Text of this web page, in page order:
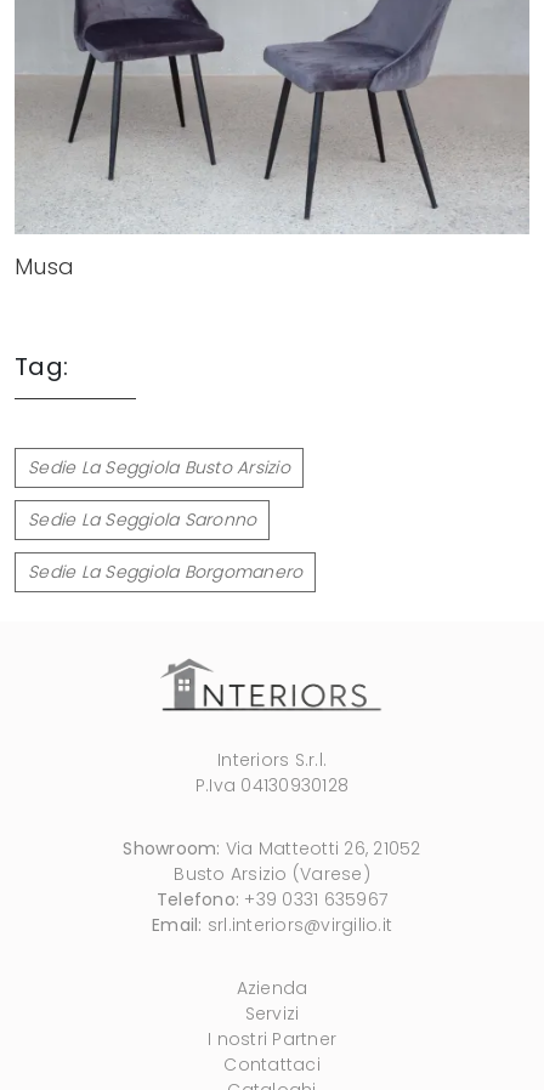
Musa
Tag:
Sedie La Seggiola Busto Arsizio
Sedie La Seggiola Saronno
Sedie La Seggiola Borgomanero
Interiors S.r.l.
P.Iva 04130930128
Showroom: Via Matteotti 26, 21052
Busto Arsizio (Varese)
Telefono: +39 0331 635967
Email: srl.interiors@virgilio.it
Azienda
Servizi
I nostri Partner
Contattaci